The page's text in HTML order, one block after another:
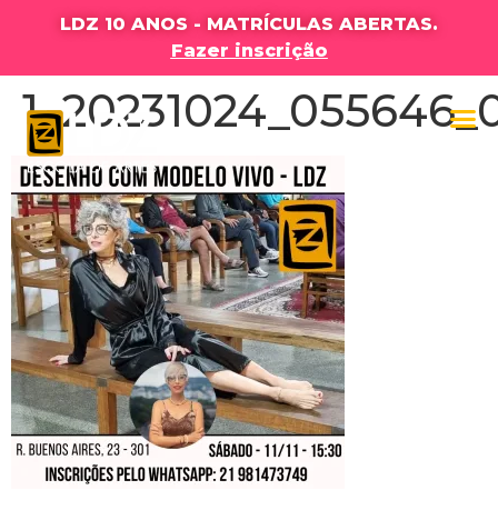
LDZ 10 ANOS - MATRÍCULAS ABERTAS.
Fazer inscrição